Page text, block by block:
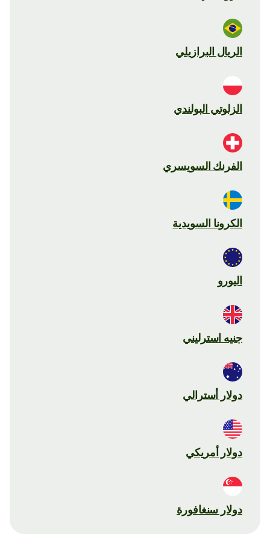
الريال البرازيلي
الزلوتي البولندي
الفرنك السويسري
الكرونا السويدية
اليورو
جنيه استرليني
دولار أسترالي
دولار أمريكي
دولار سنغافورة